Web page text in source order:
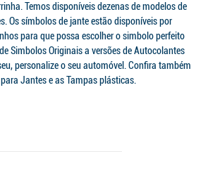
Temos disponíveis dezenas de modelos de
Os símbolos de jante estão disponíveis por
para que possa escolher o simbolo perfeito
Simbolos Originais a versões de Autocolantes
personalize o seu automóvel. Confira também
Jantes e as Tampas plásticas.